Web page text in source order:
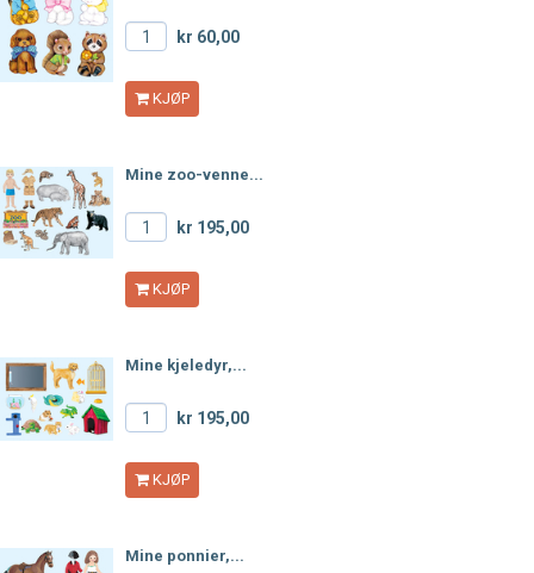
kr 60,00
KJØP
Mine zoo-venne...
kr 195,00
KJØP
Mine kjeledyr,...
kr 195,00
KJØP
Mine ponnier,...